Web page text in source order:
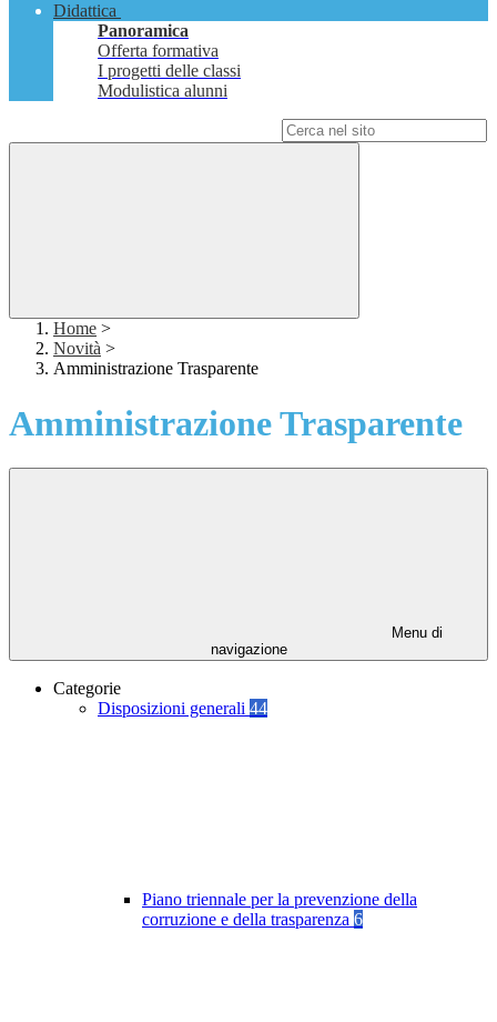
Didattica
Panoramica
Offerta formativa
I progetti delle classi
Modulistica alunni
Home >
Novità >
Amministrazione Trasparente
Amministrazione Trasparente
Menu di
navigazione
Categorie
Disposizioni generali 44
Piano triennale per la prevenzione della
corruzione e della trasparenza 6